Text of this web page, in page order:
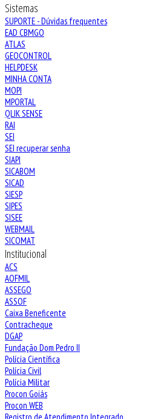
Sistemas
SUPORTE - Dúvidas frequentes
EAD CBMGO
ATLAS
GEOCONTROL
HELPDESK
MINHA CONTA
MOPI
MPORTAL
QLIK SENSE
RAI
SEI
SEI recuperar senha
SIAPI
SICABOM
SICAD
SIESP
SIPES
SISEE
WEBMAIL
SICOMAT
Institucional
ACS
AOFMIL
ASSEGO
ASSOF
Caixa Beneficente
Contracheque
DGAP
Fundação Dom Pedro II
Polícia Científica
Polícia Civil
Polícia Militar
Procon Goiás
Procon WEB